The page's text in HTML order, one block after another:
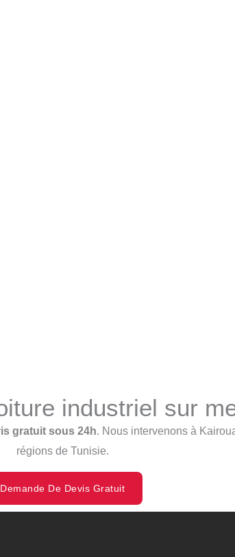
industriel sur
gratuit sous 24h. Nous intervenons à
régions de Tunisie.
Demande De Devis Gratuit